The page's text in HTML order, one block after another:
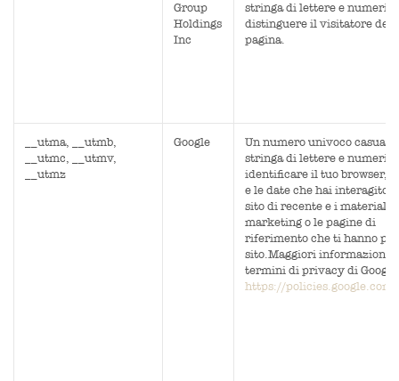
Group
Holdings
Inc
stringa di lettere e numeri
distinguere il visitatore
pagina.
__utma, __utmb,
__utmc, __utmv,
__utmz
Google
Un numero univoco casuale
stringa di lettere e numeri
identificare il tuo browser,
e le date che hai interagito
sito di recente e i materiali
marketing o le pagine di
riferimento che ti hanno
sito.Maggiori informazioni
termini di privacy di
https://